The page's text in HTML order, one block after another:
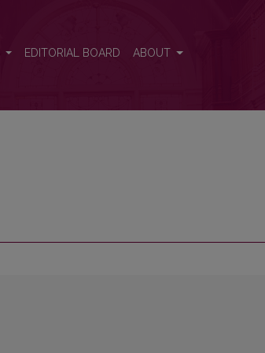
EDITORIAL BOARD ABOUT